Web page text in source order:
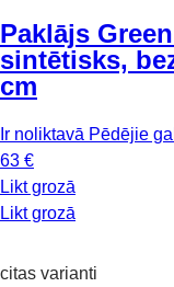
Paklājs
sintētisks,
cm
Ir noliktavā Pēdējie
63 €
Likt grozā
Likt grozā
citas varianti